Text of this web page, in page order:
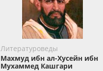
Литературоведы
Махмуд ибн ал-Хусейн ибн
Мухаммед Кашгари